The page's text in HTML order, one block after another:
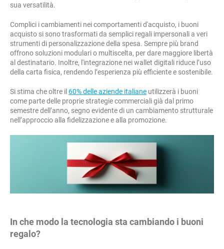
sua versatilità.
Complici i cambiamenti nei comportamenti d'acquisto, i buoni
acquisto si sono trasformati da semplici regali impersonali a veri
strumenti di personalizzazione della spesa. Sempre più brand
offrono soluzioni modulari o multiscelta, per dare maggiore libertà
al destinatario. Inoltre, l'integrazione nei wallet digitali riduce l’uso
della carta fisica, rendendo l’esperienza più efficiente e sostenibile.
Si stima che oltre il 60% delle aziende italiane utilizzerà i buoni
come parte delle proprie strategie commerciali già dal primo
semestre dell’anno, segno evidente di un cambiamento strutturale
nell’approccio alla fidelizzazione e alla promozione.
In che modo la tecnologia sta cambiando i buoni
regalo?